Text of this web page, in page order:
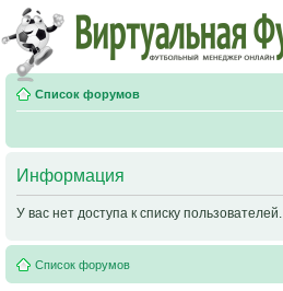
Список форумов
Информация
У вас нет доступа к списку пользователей.
Список форумов